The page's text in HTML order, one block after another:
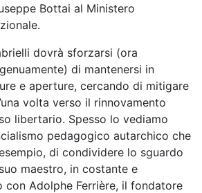
Bottai al Ministero
dovrà sforzarsi (ora
di mantenersi in
e aperture, cercando di mitigare
volta verso il rinnovamento
libertario. Spesso lo vediamo
pedagogico autarchico che
di condividere lo sguardo
maestro, in costante e
Adolphe Ferrière, il fondatore